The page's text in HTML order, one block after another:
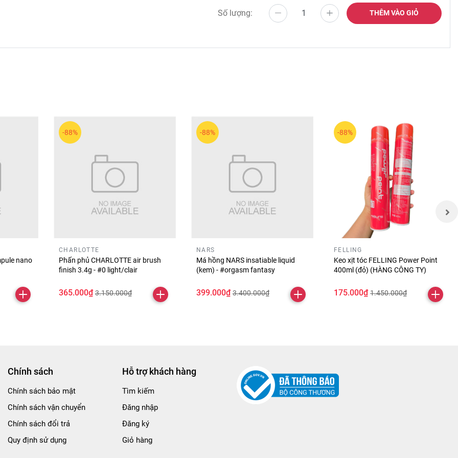
makeup artist.
nhỏ linh hoạt.
ứng tự nhiên nhất.
mi.
đôi mắt cong dài, mềm mại và tự nhiên rạng rỡ mọi lúc, mọi nơi!
Số lượng: THÊM VÀO GIỎ
nano
-88%
CHARLOTTE
Phấn phủ CHARLOTTE air brush
finish 3.4g - #0 light/clair
365.000₫ 3.150.000₫
-88%
NARS
Má hồng NARS insatiable liquid
(kem) - #orgasm fantasy
399.000₫ 3.400.000₫
-88%
FELLING
Keo xịt tóc FELLING Power Point
400ml (đỏ) (HÀNG CÔNG TY)
175.000₫ 1.450.000₫
Chính sách
Chính sách bảo mật
Chính sách vận chuyển
Chính sách đổi trả
Quy định sử dụng
Hỗ trợ khách hàng
Tìm kiếm
Đăng nhập
Đăng ký
Giỏ hàng